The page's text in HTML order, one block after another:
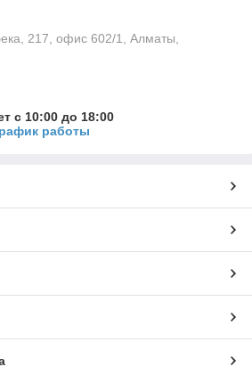
217, офис 602/1, Алматы,
с 10:00 до 18:00
работы